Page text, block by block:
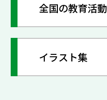
全国の教育活動
イラスト集